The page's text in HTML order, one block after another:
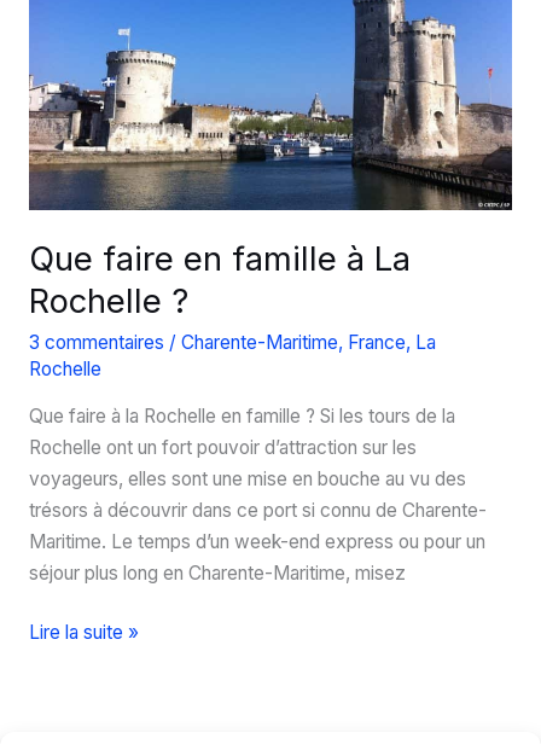
Que faire en famille à La
Rochelle ?
3 commentaires / Charente-Maritime, France, La
Rochelle
Que faire à la Rochelle en famille ? Si les tours de la
Rochelle ont un fort pouvoir d’attraction sur les
voyageurs, elles sont une mise en bouche au vu des
trésors à découvrir dans ce port si connu de Charente-
Maritime. Le temps d’un week-end express ou pour un
séjour plus long en Charente-Maritime, misez
Que
Lire la suite »